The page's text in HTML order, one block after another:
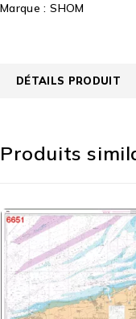
Marque :SHOM
DÉTAILS PRODUIT
Produits